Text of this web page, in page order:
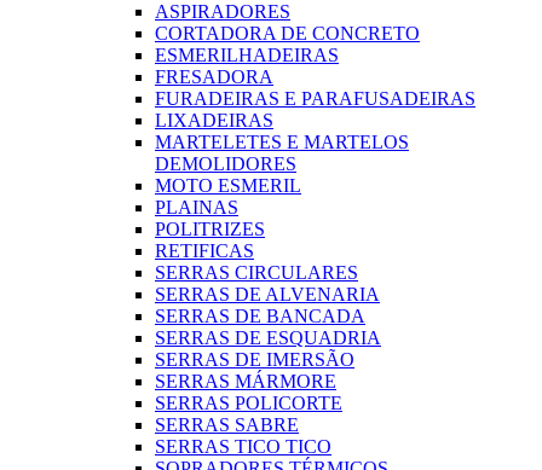
ASPIRADORES
CORTADORA DE CONCRETO
ESMERILHADEIRAS
FRESADORA
FURADEIRAS E PARAFUSADEIRAS
LIXADEIRAS
MARTELETES E MARTELOS
DEMOLIDORES
MOTO ESMERIL
PLAINAS
POLITRIZES
RETIFICAS
SERRAS CIRCULARES
SERRAS DE ALVENARIA
SERRAS DE BANCADA
SERRAS DE ESQUADRIA
SERRAS DE IMERSÃO
SERRAS MÁRMORE
SERRAS POLICORTE
SERRAS SABRE
SERRAS TICO TICO